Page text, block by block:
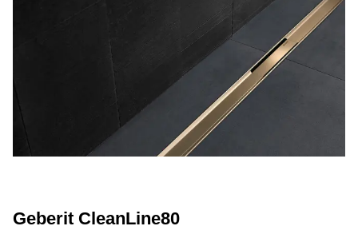
Geberit CleanLine80